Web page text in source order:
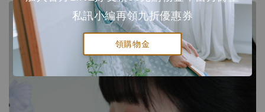
私訊小編再領九折優惠券
領購物金